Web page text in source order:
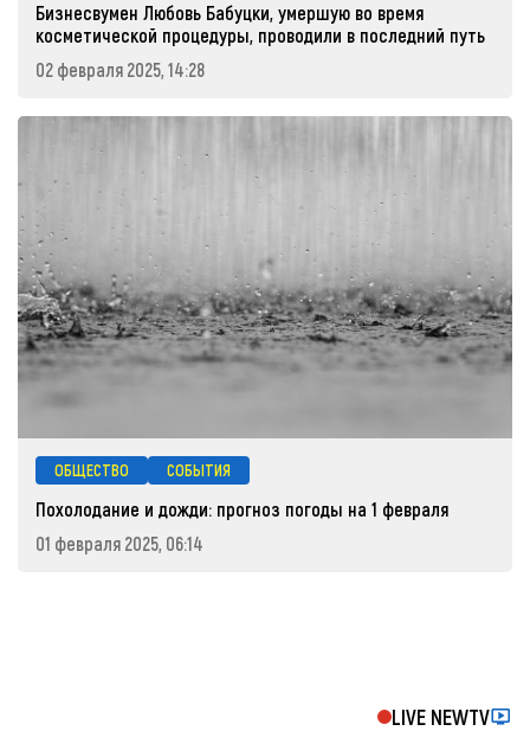
Бизнесвумен Любовь Бабуцки, умершую во время
косметической процедуры, проводили в последний путь
02 февраля 2025, 14:28
ОБЩЕСТВО СОБЫТИЯ
Похолодание и дожди: прогноз погоды на 1 февраля
01 февраля 2025, 06:14
LIVE NEWTV